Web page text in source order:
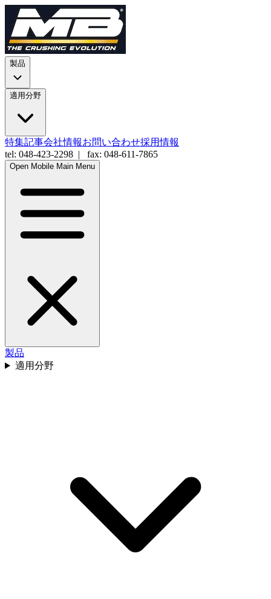
製品
適用分野
特集記事会社情報お問い合わせ採用情報
tel: 048-423-2298 | fax: 048-611-7865
Open Mobile Main Menu
製品
適用分野